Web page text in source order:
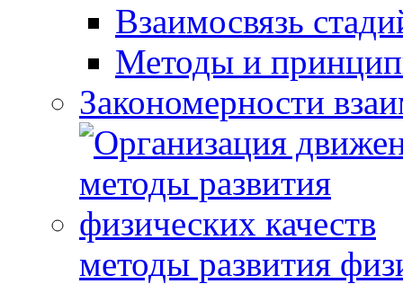
Взаимосвязь
Методы и
Закономерности
методы развития